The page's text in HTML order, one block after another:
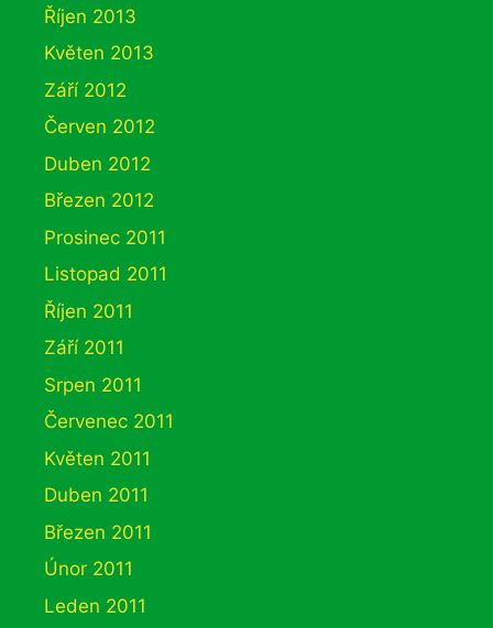
Říjen 2013
Květen 2013
Září 2012
Červen 2012
Duben 2012
Březen 2012
Prosinec 2011
Listopad 2011
Říjen 2011
Září 2011
Srpen 2011
Červenec 2011
Květen 2011
Duben 2011
Březen 2011
Únor 2011
Leden 2011